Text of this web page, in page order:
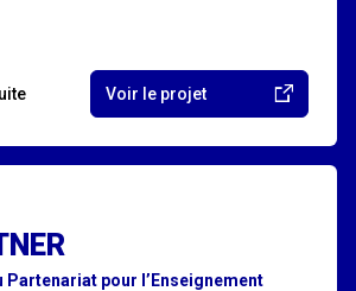
Voir le projet
Partenariat pour l’Enseignement